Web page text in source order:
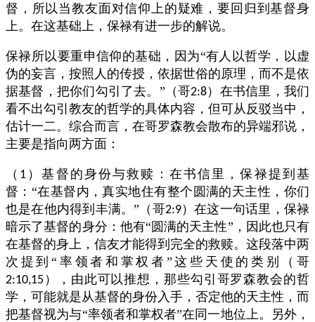
督，所以当教友面对信仰上的疑难，要回归到基督身
上。在这基础上，保禄有进一步的解说。
保禄所以要重申信仰的基础，因为“有人以哲学，以虚
伪的妄言，按照人的传授，依据世俗的原理，而不是依
据基督，把你们勾引了去。”（哥2:8）在书信里，我们
看不出勾引教友的哲学的具体内容，但可从反驳当中，
估计一二。综合而言，在哥罗森教会散布的异端邪说，
主要是指向两方面：
（ 1 ）基督的身份与救赎：在书信里，保禄提到基
督：“在基督内，真实地住有整个圆满的天主性，你们
也是在他内得到丰满。”（哥2:9）在这一句话里，保禄
暗示了基督的身分：他有“圆满的天主性”，因此也只有
在基督的身上，信友才能得到完全的救赎。这段落中两
次提到“率领者和掌权者”这些天使的类别（哥
2:10,15 ），由此可以推想，那些勾引哥罗森教会的哲
学，可能就是从基督的身份入手，否定他的天主性，而
把基督视为与“率领者和掌权者”在同一地位上。另外，